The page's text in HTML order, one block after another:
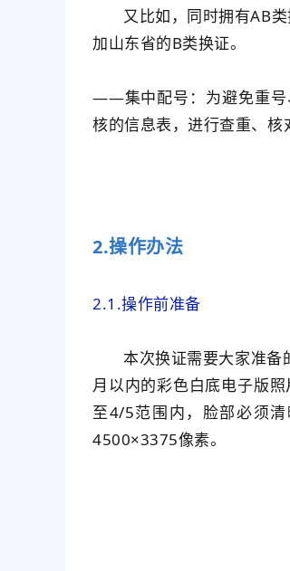
又比如，同时拥有AB
加山东省的B类换证。
——集中配号：为避免重号
核的信息表，进行查重、核
2.操作办法
2.1.操作前准备
本次换证需要大家准备
月以内的彩色白底电子版
至4/5范围内，脸部必须
4500×3375像素。